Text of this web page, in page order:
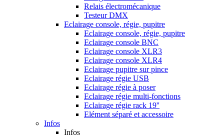
Relais électromécanique
Testeur DMX
Eclairage console, régie, pupitre
Eclairage console, régie, pupitre
Eclairage console BNC
Eclairage console XLR3
Eclairage console XLR4
Eclairage pupitre sur pince
Eclairage régie USB
Eclairage régie à poser
Eclairage régie multi-fonctions
Eclairage régie rack 19''
Elément séparé et accessoire
Infos
Infos